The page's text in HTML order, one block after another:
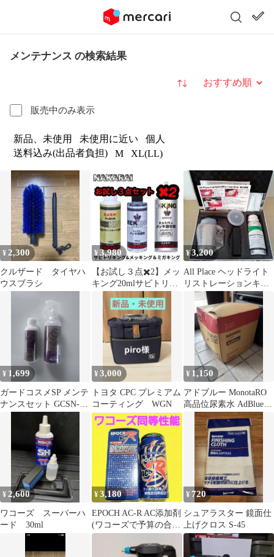
メンテナンス の検索結果
販売中のみ表示
並び替え
新品、未使用 未使用に近い
個人
送料込み(出品者負担)
M XL(LL)
¥ 2,300
クルザード タイヤハ
ウスブラシ
¥3,980
【お試し３点✖️2】メッ
キング20mlサビトリキ
ング30mlミガキング
¥3,200
All Place ヘッドライト
リストレーションキッ
¥ 1,699
ガードコスメSP メンテ
ナンスセット GCSN-5
¥3,000
トヨタ CPC プレミアム
コーティング WGN
¥ 1,150
アドブルー MonotaRO
高品位尿素水 AdBlue
10L
¥2,600
ワコーズ スーパーハ
ード 30ml
¥3,180
EPOCH AC-R AC添加剤
(ワコーズで予算の合わ
ない人へ)
¥ 720
シュアラスター 鏡面仕
上げクロス S-45